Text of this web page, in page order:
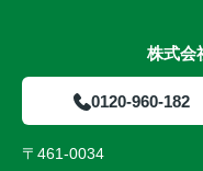
株式会
0120-960-182
〒461-0034